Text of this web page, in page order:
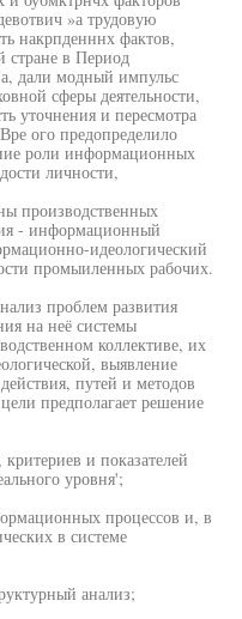
»а трудовую
накрпденннх фактов,
стране в Период
дали модный импульс
сферы деятельности,
уточнения и пересмотра
ого предопределило
роли информационных
личности,
производственных
- информационный
идеологический
промыиленных рабочих.
проблем развития
на неё системы
коллективе, их
выявление
путей и методов
предполагает решение
и показателей
уровня';
процессов и, в
в системе
анализ;